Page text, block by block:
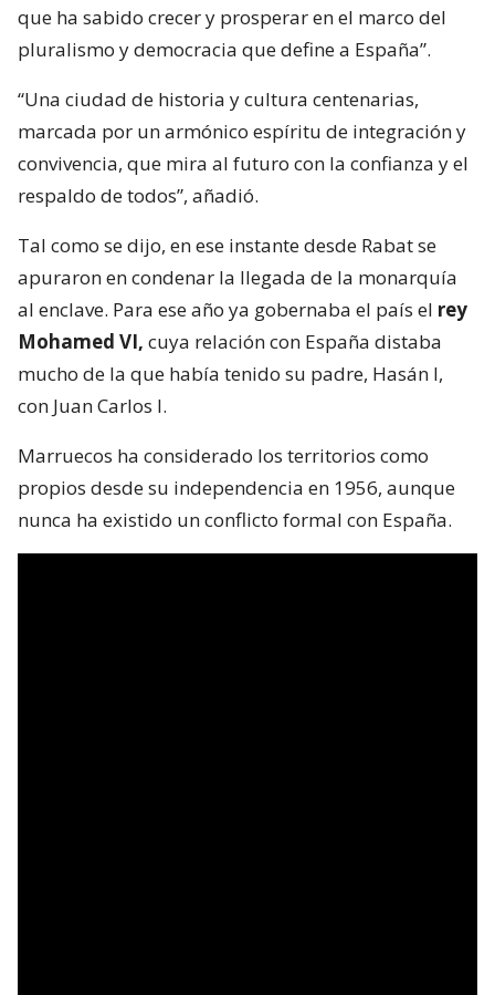
que ha sabido crecer y prosperar en el marco del
pluralismo y democracia que define a España”.
“Una ciudad de historia y cultura centenarias,
marcada por un armónico espíritu de integración y
convivencia, que mira al futuro con la confianza y el
respaldo de todos”, añadió.
Tal como se dijo, en ese instante desde Rabat se
apuraron en condenar la llegada de la monarquía
al enclave. Para ese año ya gobernaba el país el rey
Mohamed VI, cuya relación con España distaba
mucho de la que había tenido su padre, Hasán I,
con Juan Carlos I.
Marruecos ha considerado los territorios como
propios desde su independencia en 1956, aunque
nunca ha existido un conflicto formal con España.